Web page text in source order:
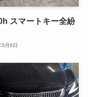
スマートキー全紛
月6日